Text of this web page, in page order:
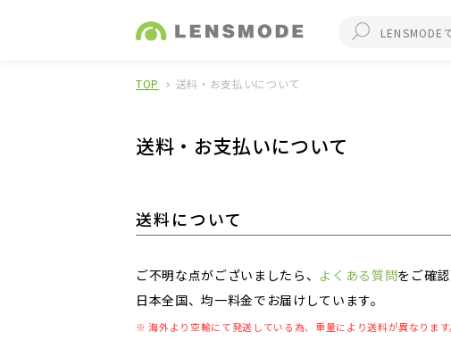
TOP 送料・お支払いについて
送料・お支払いについて
送料について
ご不明な点がございましたら、 よくある質問をご確
日本全国、均一料金でお届けしています。
※ 海外より空輸にて発送している為、重量により送料が異なります